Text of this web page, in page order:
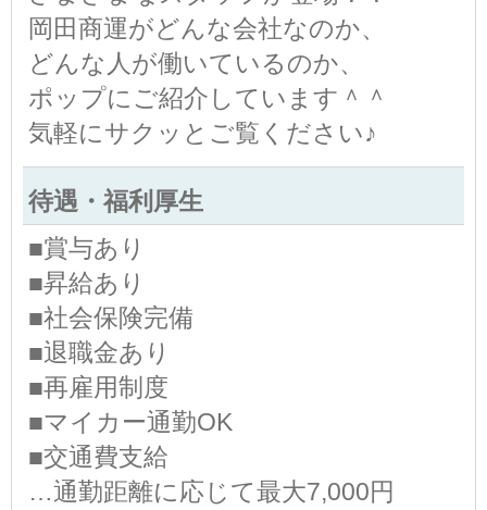
岡田商運がどんな会社なのか、
どんな人が働いているのか、
ポップにご紹介しています＾＾
気軽にサクッとご覧ください♪
待遇・福利厚生
■賞与あり
■昇給あり
■社会保険完備
■退職金あり
■再雇用制度
■マイカー通勤OK
■交通費支給
…通勤距離に応じて最大7,000円